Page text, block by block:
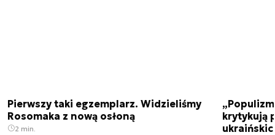
Pierwszy taki egzemplarz. Widzieliśmy
Rosomaka z nową osłoną
2 min.
krytykują